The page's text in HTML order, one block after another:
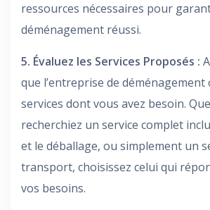
ressources nécessaires pour
déménagement réussi.
5. Évaluez les Services Proposés :
que l’entreprise de déménagement
services dont vous avez besoin.
recherchiez un service complet
et le déballage, ou simplement un
transport, choisissez celui qui
vos besoins.